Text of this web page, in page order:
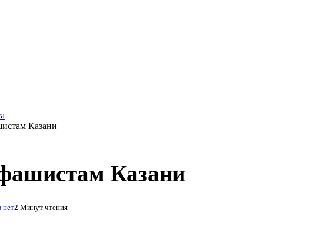
Казани
Казани
нет2 Минут чтения